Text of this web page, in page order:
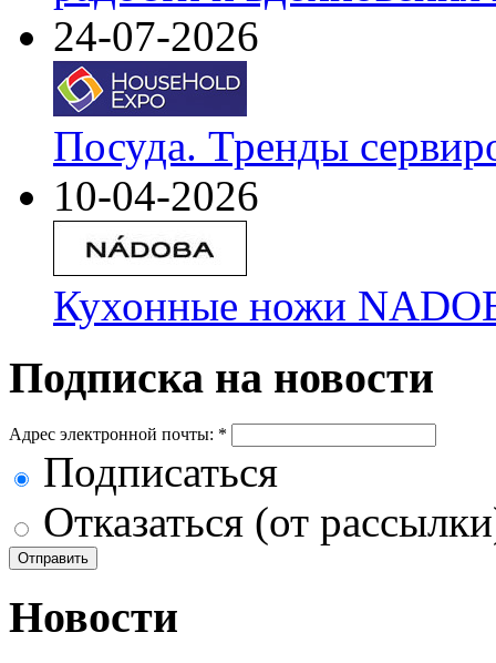
24-07-2026
Посуда. Тренды
10-04-2026
Кухонные ножи
Подписка на новости
Адрес электронной почты: *
Подписаться
Отказаться (от
Новости